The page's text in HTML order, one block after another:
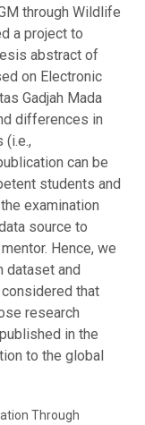
through Wildlife
a project to
abstract of
on Electronic
Gadjah Mada
differences in
(i.e.,
can be
students and
examination
source to
Hence, we
dataset and
that
research
in the
to the global
Through